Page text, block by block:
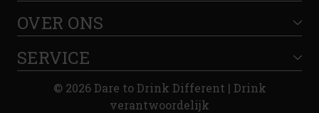
OVER ONS
SERVICE
© 2026 Dare to Drink Different | Drink
verantwoordelijk